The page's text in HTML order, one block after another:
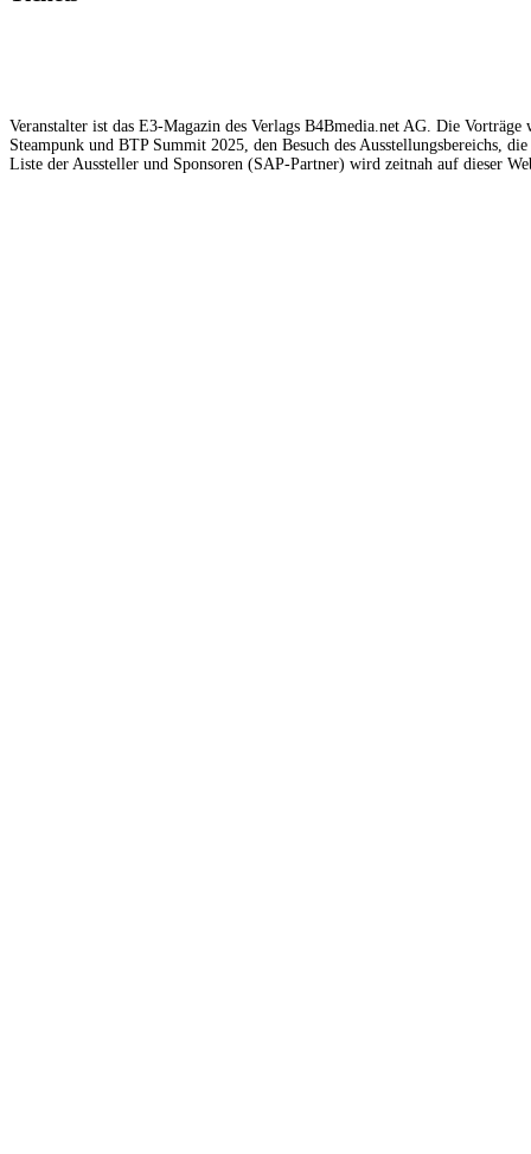
Veranstalter ist das E3-Magazin des Verlags B4Bmedia.net AG. Die
Steampunk und BTP Summit 2025, den Besuch des Ausstellungsbereichs,
Liste der Aussteller und Sponsoren (SAP-Partner) wird zeitnah auf dieser